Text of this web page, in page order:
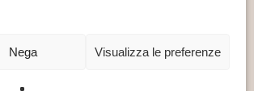
Nega Visualizza le preferenze